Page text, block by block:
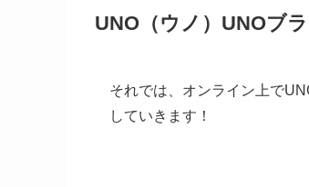
UNO（ウノ）UNOブ
それでは、オンライン上で
していきます！